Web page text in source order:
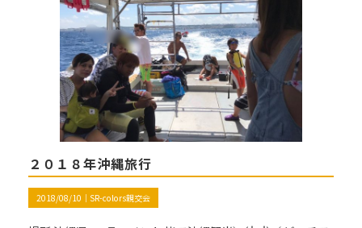
２０１８年沖縄旅行
2018/08/10｜ SR-colors親交会